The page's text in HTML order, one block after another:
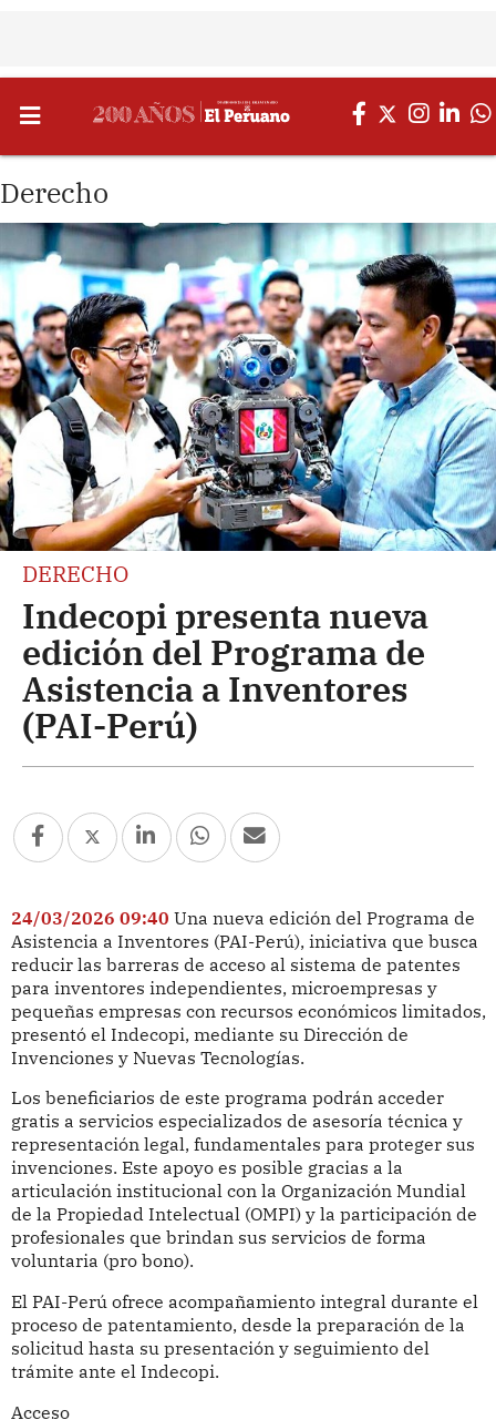
Derecho
DERECHO
Indecopi presenta nueva
edición del Programa de
Asistencia a Inventores
(PAI-Perú)
24/03/2026 09:40 Una nueva edición del Programa de
Asistencia a Inventores (PAI-Perú), iniciativa que busca
reducir las barreras de acceso al sistema de patentes
para inventores independientes, microempresas y
pequeñas empresas con recursos económicos limitados,
presentó el Indecopi, mediante su Dirección de
Invenciones y Nuevas Tecnologías.
Los beneficiarios de este programa podrán acceder
gratis a servicios especializados de asesoría técnica y
representación legal, fundamentales para proteger sus
invenciones. Este apoyo es posible gracias a la
articulación institucional con la Organización Mundial
de la Propiedad Intelectual (OMPI) y la participación de
profesionales que brindan sus servicios de forma
voluntaria (pro bono).
El PAI-Perú ofrece acompañamiento integral durante el
proceso de patentamiento, desde la preparación de la
solicitud hasta su presentación y seguimiento del
trámite ante el Indecopi.
Acceso